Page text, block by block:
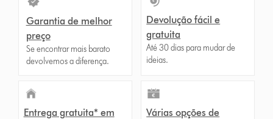
Garantia de melhor
preço
Se encontrar mais barato
devolvemos a diferença.
Devolução fácil e
gratuita
Até 30 dias para mudar de
ideias.
Entrega gratuita* em
Várias opções de